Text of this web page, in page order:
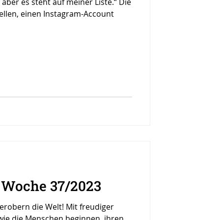
einen Instagram-Account
37/2023
die Welt! Mit freudiger